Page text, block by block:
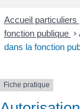
Accueil particuliers
fonction publique >
dans la fonction
Fiche pratique